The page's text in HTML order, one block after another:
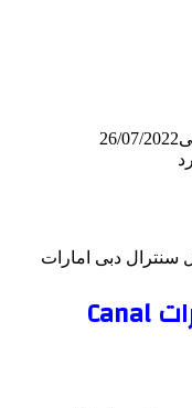
26/07/2022
سنترال دبی امارات
هتل کانال سنترال دبی امارات Canal